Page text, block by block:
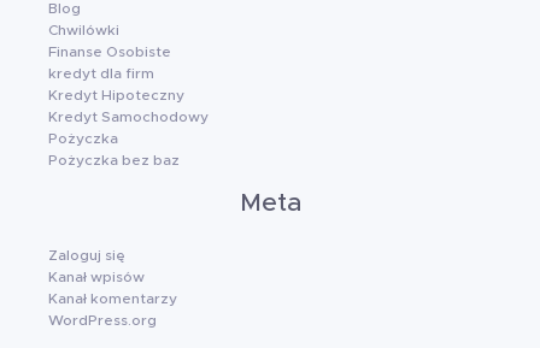
Blog
Chwilówki
Finanse Osobiste
kredyt dla firm
Kredyt Hipoteczny
Kredyt Samochodowy
Pożyczka
Pożyczka bez baz
Meta
Zaloguj się
Kanał wpisów
Kanał komentarzy
WordPress.org